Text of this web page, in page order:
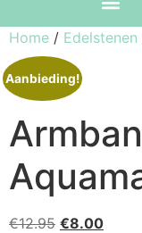
Home / Edelstenen
Aanbieding!
€12.95 €8.00